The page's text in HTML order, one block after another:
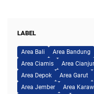
LABEL
Area Bali Area Bandung
Area Ciamis
Area Cianjur
Area Depok
Area Garut
Area Jember
Area